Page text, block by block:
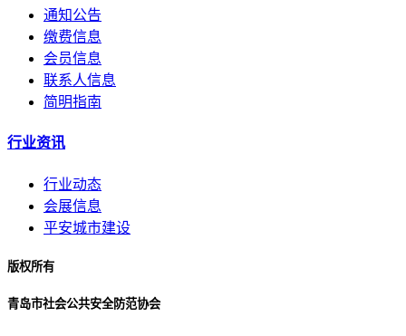
通知公告
缴费信息
会员信息
联系人信息
简明指南
行业资讯
行业动态
会展信息
平安城市建设
版权所有
青岛市社会公共安全防范协会